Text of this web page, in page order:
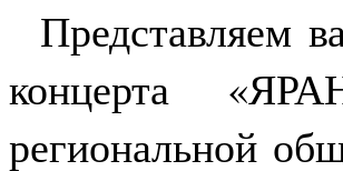
Представляем
концерта
региональной